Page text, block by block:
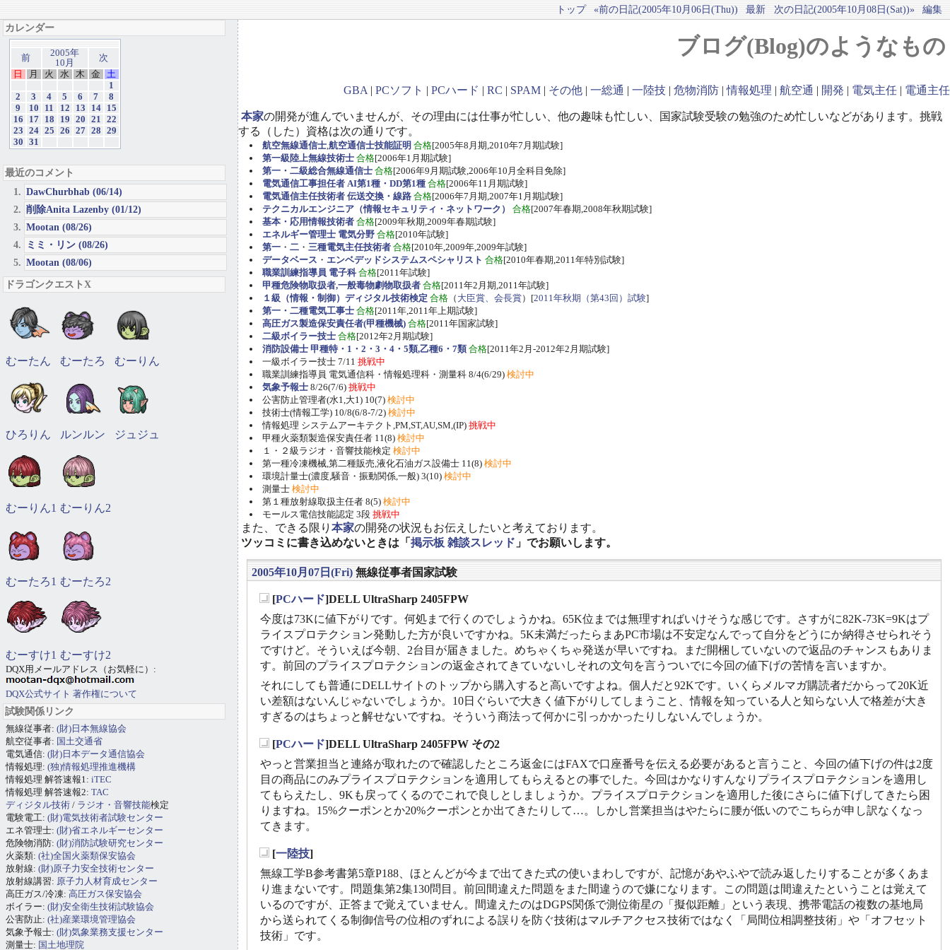
トップ «前の日記(2005年10月06日(Thu)) 最新 次の日記(2005年10月08日(Sat))» 編集
ブログ(Blog)のようなもの
GBA | PCソフト | PCハード | RC | SPAM | その他 | 一総通 | 一陸技 | 危物消防 |情報処理 | 航空通 | 開発 | 電気主任 | 電通主任
本家の開発が進んでいませんが、その理由には仕事が忙しい、他の趣味も忙しい、国家試験受験の勉強のため忙しいなどがあります。挑戦
する（した）資格は次の通りです。
航空無線通信士,航空通信士技能証明 合格[2005年8月期,2010年7月期試験]
第一級陸上無線技術士 合格[2006年1月期試験]
第一・二級総合無線通信士 合格[2006年9月期試験,2006年10月全科目免除]
電気通信工事担任者 AI第1種・DD第1種 合格[2006年11月期試験]
電気通信主任技術者 伝送交換・線路 合格[2006年7月期,2007年1月期試験]
テクニカルエンジニア（情報セキュリティ・ネットワーク）
合格[2007年春期,2008年秋期試験]
基本・応用情報技術者 合格[2009年秋期,2009年春期試験]
エネルギー管理士 電気分野 合格[2010年試験]
第一 ・ 二 ・ 三種電気主任技術者 合格[2010年,2009年,2009年試験]
データベース ・ エンベデッドシステムスペシャリスト 合格[2010年春期,2011年特別試験]
職業訓練指導員 電子科 合格[2011年試験]
甲種危険物取扱者,一般毒物劇物取扱者 合格[2011年2月期,2011年試験]
１級（情報・制御）ディジタル技術検定 合格 （ 大臣賞、会長賞）[2011年秋期（第43回）試験]
第一・二種電気工事士 合格[2011年,2011年上期試験]
高圧ガス製造保安責任者(甲種機械) 合格[2011年国家試験]
二級ボイラー技士 合格[2012年2月期試験]
消防設備士 甲種特・1・2・3・4・5類,乙種6・7類 合格[2011年2月-2012年2月期試験]
一級ボイラー技士 7/11 挑戦中
職業訓練指導員 電気通信科・情報処理科・測量科 8/4(6/29) 検討中
気象予報士 8/26(7/6) 挑戦中
公害防止管理者(水1,大1) 10(7) 検討中
技術士(情報工学) 10/8(6/8-7/2) 検討中
情報処理 システムアーキテクト,PM,ST,AU,SM,(IP) 挑戦中
甲種火薬類製造保安責任者 11(8) 検討中
１・２級ラジオ・音響技能検定 検討中
第一種冷凍機械,第二種販売,液化石油ガス設備士 11(8) 検討中
環境計量士(濃度,騒音・振動関係,一般) 3(10) 検討中
測量士 検討中
第１種放射線取扱主任者 8(5) 検討中
モールス電信技能認定 3段 挑戦中
また、できる限り 本家の開発の状況もお伝えしたいと考えております。
ツッコミに書き込めないときは「 掲示板 雑談スレッド 」でお願いします。
2005年10月07日(Fri) 無線従事者国家試験
[PCハード]DELL UltraSharp 2405FPW
今度は73Kに値下がりです。何処まで行くのでしょうかね。65K位までは無理すればいけそうな感じです。さすがに82K-73K=9Kはプ
ライスプロテクション発動した方が良いですかね。5K未満だったらまあPC市場は不安定なんでって自分をどうにか納得させられそう
ですけど。そういえば今朝、2台目が届きました。めちゃくちゃ発送が早いですね。まだ開梱していないので返品のチャンスもありま
す。前回のプライスプロテクションの返金されてきていないしそれの文句を言うついでに今回の値下げの苦情を言いますか。
それにしても普通にDELLサイトのトップから購入すると高いですよね。個人だと92Kです。いくらメルマガ購読者だからって20K近
い差額はないんじゃないでしょうか。10日ぐらいで大きく値下がりしてしまうこと、情報を知っている人と知らない人で格差が大き
すぎるのはちょっと解せないですね。そういう商法って何かに引っかかったりしないんでしょうか。
[PCハード]DELL UltraSharp 2405FPW その2
やっと営業担当と連絡が取れたので確認したところ返金にはFAXで口座番号を伝える必要があると言うこと、今回の値下げの件は2度
目の商品にのみプライスプロテクションを適用してもらえるとの事でした。今回はかなりすんなりプライスプロテクションを適用し
てもらえたし、9Kも戻ってくるのでこれで良しとしましょうか。プライスプロテクションを適用した後にさらに値下げしてきたら困
りますね。15%クーポンとか20%クーポンとか出てきたりして…。しかし営業担当はやたらに腰が低いのでこちらが申し訳なくなっ
てきます。
[一陸技]
無線工学B参考書第5章P188、ほとんどが今まで出てきた式の使いまわしですが、記憶があやふやで読み返したりすることが多くあま
り進まないです。問題集第2集130問目。前回間違えた問題をまた間違うので嫌になります。この問題は間違えたということは覚えて
いるのですが、正答まで覚えていません。間違えたのはDGPS関係で測位衛星の「擬似距離」という表現、携帯電話の複数の基地局
から送られてくる制御信号の位相のずれによる誤りを防ぐ技術はマルチアクセス技術ではなく「局間位相調整技術」や「オフセット
技術」です。
カレンダー
前
2005年
10月
次
日
月 火 水 木 金
土
1
2
3 4 5 6 7
8
9
10 11 12 13 14
15
16
17 18 19 20 21
22
23
24 25 26 27 28
29
30
31
最近のコメント
DawChurbhab (06/14)
削除Anita Lazenby (01/12)
Mootan (08/26)
ミミ・リン (08/26)
Mootan (08/06)
ドラゴンクエストX
むーたん むーたろ むーりん
ひろりん ルンルン ジュジュ
むーりん1 むーりん2
むーたろ1 むーたろ2
むーすけ1 むーすけ2
DQX用メールアドレス（お気軽に）:
DQX公式サイト 著作権について
試験関係リンク
無線従事者: (財)日本無線協会
航空従事者: 国土交通省
電気通信: (財)日本データ通信協会
情報処理: (独)情報処理推進機構
情報処理 解答速報1: iTEC
情報処理 解答速報2: TAC
ディジタル技術 / ラジオ・音響技能検定
電験電工: (財)電気技術者試験センター
エネ管理士: (財)省エネルギーセンター
危険物消防: (財)消防試験研究センター
火薬類: (社)全国火薬類保安協会
放射線: (財)原子力安全技術センター
放射線講習: 原子力人材育成センター
高圧ガス/冷凍: 高圧ガス保安協会
ボイラー: (財)安全衛生技術試験協会
公害防止: (社)産業環境管理協会
気象予報士: (財)気象業務支援センター
測量士: 国土地理院